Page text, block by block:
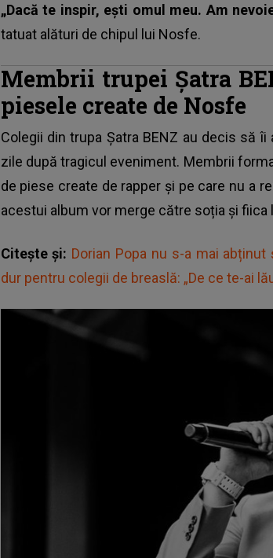
„Dacă te inspir, ești omul meu. Am
tatuat alături de chipul lui Nosfe.
Membrii trupei Șatra
piesele create de Nosfe
Colegii din trupa Șatra BENZ au decis să
zile după tragicul eveniment. Membrii
de piese create de rapper și pe care nu a
acestui album vor merge către soția și fiica
Citește și: Dorian Popa nu s-a mai
dur pentru colegii de breaslă: „De ce te-ai